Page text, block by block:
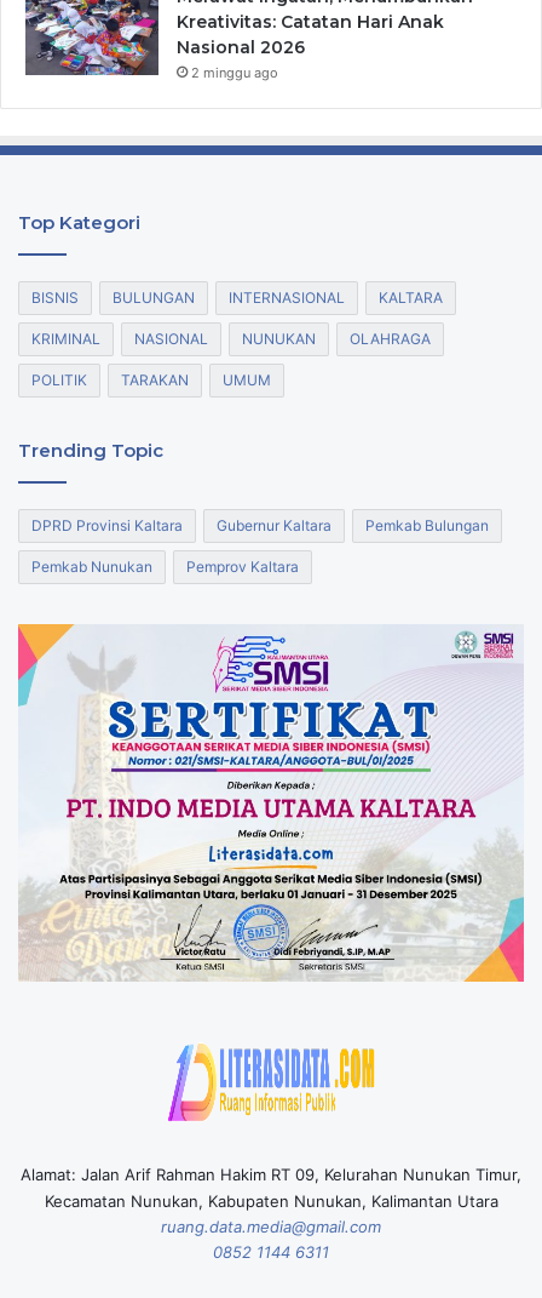
Kreativitas: Catatan Hari Anak
Nasional 2026
2 minggu ago
Top Kategori
BISNIS BULUNGAN INTERNASIONAL KALTARA
KRIMINAL NASIONAL NUNUKAN OLAHRAGA
POLITIK TARAKAN UMUM
Trending Topic
DPRD Provinsi Kaltara Gubernur Kaltara Pemkab Bulungan
Pemkab Nunukan Pemprov Kaltara
Alamat: Jalan Arif Rahman Hakim RT 09, Kelurahan Nunukan Timur,
Kecamatan Nunukan, Kabupaten Nunukan, Kalimantan Utara
ruang.data.media@gmail.com
0852 1144 6311